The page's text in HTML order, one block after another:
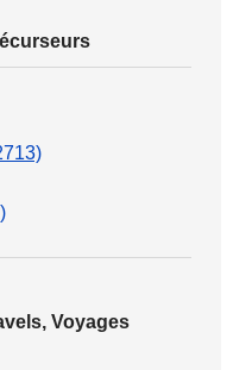
Voyages